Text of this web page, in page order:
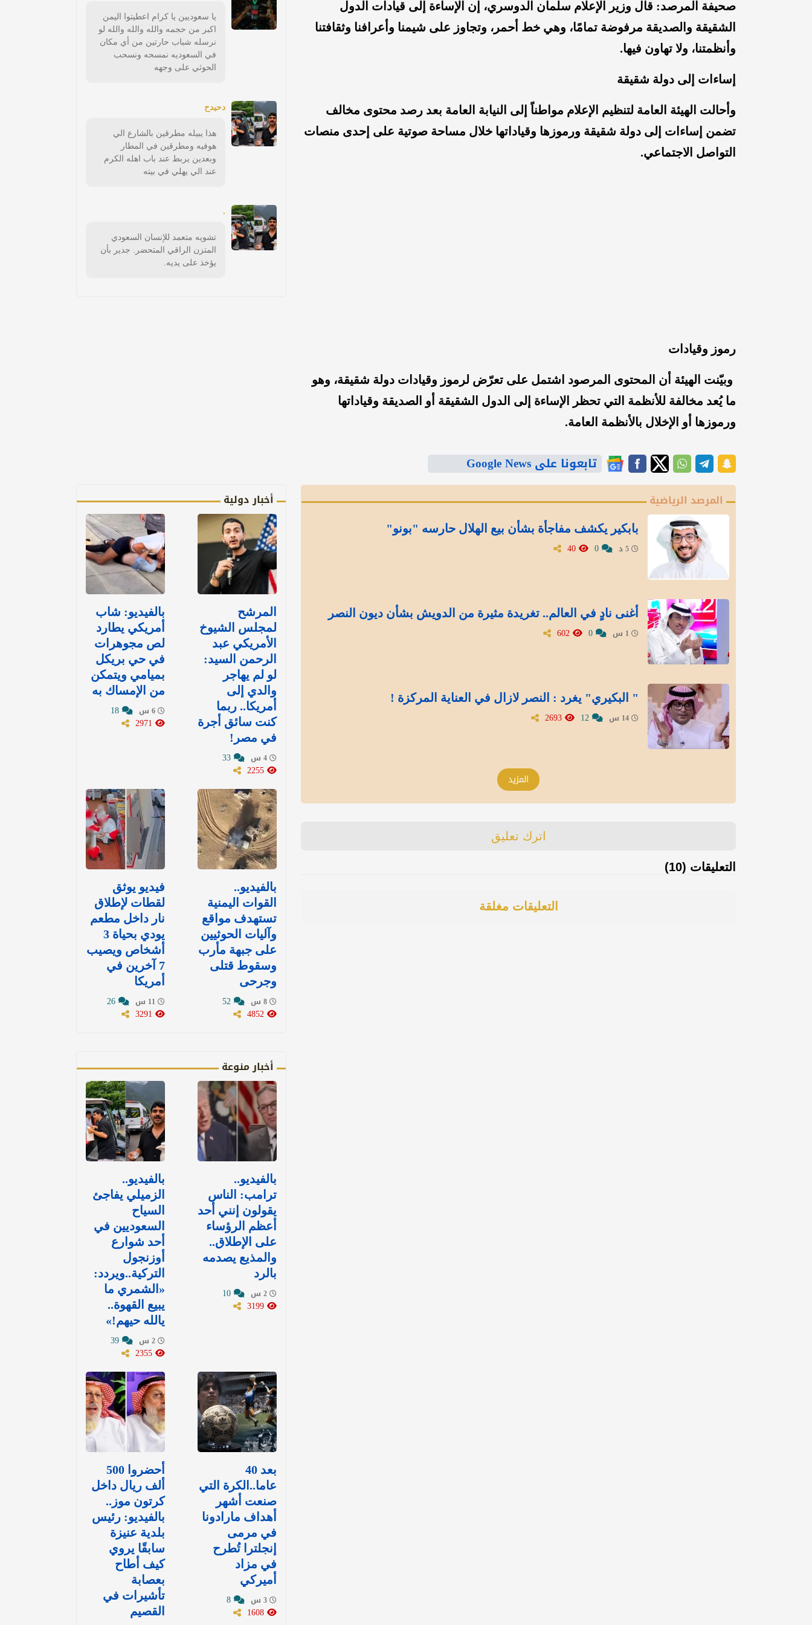
صحيفة المرصد: قال وزير الإعلام سلمان الدوسري، إن الإساءة إلى قيادات الدول
الشقيقة والصديقة مرفوضة تمامًا، وهي خط أحمر، وتجاوز على شيمنا وأعرافنا وثقافتنا
وأنظمتنا، ولا تهاون فيها.
إساءات إلى دولة شقيقة
وأحالت الهيئة العامة لتنظيم الإعلام مواطناً إلى النيابة العامة بعد رصد محتوى مخالف
تضمن إساءات إلى دولة شقيقة ورموزها وقياداتها خلال مساحة صوتية على إحدى منصات
التواصل الاجتماعي.
رموز وقيادات
وبيّنت الهيئة أن المحتوى المرصود اشتمل على تعرّض لرموز وقيادات دولة شقيقة، وهو
ما يُعد مخالفة للأنظمة التي تحظر الإساءة إلى الدول الشقيقة أو الصديقة وقياداتها
ورموزها أو الإخلال بالأنظمة العامة.
تابعونا على Google News
المرصد الرياضية
بابكير يكشف مفاجأة بشأن بيع الهلال حارسه "بونو"
أغنى نادٍ في العالم.. تغريدة مثيرة من الدويش بشأن ديون النصر
" البكيري" يغرد : النصر لازال في العناية المركزة !
المزيد
اترك تعليق
التعليقات (10)
التعليقات مغلقة
يا سعوديين يا كرام اعطيتوا اليمن
اكبر من حجمه والله والله والله لو
نرسله شباب حارتين من أي مكان
في السعوديه نمسحه ونسحب
الحوثي على وجهه
دحيدح
هذا يبيله مطرقين بالشارع الي
هوفيه ومطرقين في المطار
وبعدين يربط عند باب اهله الكرم
عند الي يهلي في بيته
.
تشويه متعمد للإنسان السعودي
المتزن الراقي المتحضر. جدير بأن
يؤخذ على يديه.
أخبار دولية
المرشح
لمجلس الشيوخ
الأمريكي عبد
الرحمن السيد:
لو لم يهاجر
والدي إلى
أمريكا.. ربما
كنت سائق أجرة
في مصر!
بالفيديو: شاب
أمريكي يطارد
لص مجوهرات
في حي بريكل
بميامي ويتمكن
من الإمساك به
بالفيديو..
القوات اليمنية
تستهدف مواقع
وآليات الحوثيين
على جبهة مأرب
وسقوط قتلى
وجرحى
فيديو يوثق
لقطات لإطلاق
نار داخل مطعم
يودي بحياة 3
أشخاص ويصيب
7 آخرين في
أمريكا
أخبار منوعة
بالفيديو..
ترامب: الناس
يقولون إنني أحد
أعظم الرؤساء
على الإطلاق..
والمذيع يصدمه
بالرد
بالفيديو..
الزميلي يفاجئ
السياح
السعوديين في
أحد شوارع
أوزنجول
التركية..ويردد:
«الشمري ما
يبيع القهوة..
يالله حيهم!»
بعد 40
عاما..الكرة التي
صنعت أشهر
أهداف مارادونا
في مرمى
إنجلترا تُطرح
في مزاد
أميركي
أحضروا 500
ألف ريال داخل
كرتون موز..
بالفيديو: رئيس
بلدية عنيزة
سابقًا يروي
كيف أطاح
بعصابة
تأشيرات في
القصيم